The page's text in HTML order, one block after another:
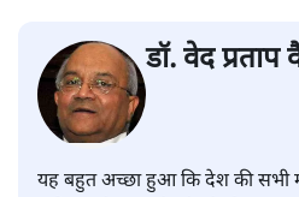
डॉ. वेद प्रताप
यह बहुत अच्छा हुआ कि देश की सभी